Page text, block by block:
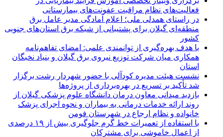
فعالیت‌های نظام مراقبت عفونت‌های بیمارستانی
در راستای همدلی ملی؛ اعلام آمادگی مدیر عامل برق
منطقه‌ای گیلان برای پشتیبانی از شبكه برق استان‌های جنوبی
كشور
با هدف بهره‌گیری از توانمندی علمی: امضای تفاهم‌نامه
همكاری میان شركت توزیع نیروی برق گیلان و بنیاد نخبگان
استان
نشست هیئت مدیره کودآلی با حضور شهردار رشت برگزار
شد تأکید بر تسریع در بهره‌برداری از پروژه‌ها
بازدید میدانی معاون درمان دانشگاه علوم پزشکی گیلان از
روند ارائه خدمات درمانی به بیماران و نحوه اجرای پزشک
خانواده و نظام ارجاع در شهرستان فومن
با استفاده از تعمیرات خط گرم جلوگیری بیش از ۱۹ درصدی
از اعمال خاموشی برای مشتركان